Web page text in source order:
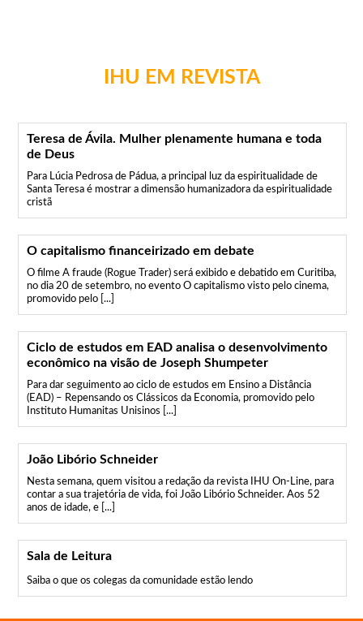
IHU EM REVISTA
Teresa de Ávila. Mulher plenamente humana e toda
de Deus
Para Lúcia Pedrosa de Pádua, a principal luz da espiritualidade de
Santa Teresa é mostrar a dimensão humanizadora da espiritualidade
cristã
O capitalismo financeirizado em debate
O filme A fraude (Rogue Trader) será exibido e debatido em Curitiba,
no dia 20 de setembro, no evento O capitalismo visto pelo cinema,
promovido pelo [...]
Ciclo de estudos em EAD analisa o desenvolvimento
econômico na visão de Joseph Shumpeter
Para dar seguimento ao ciclo de estudos em Ensino a Distância
(EAD) – Repensando os Clássicos da Economia, promovido pelo
Instituto Humanitas Unisinos [...]
João Libório Schneider
Nesta semana, quem visitou a redação da revista IHU On-Line, para
contar a sua trajetória de vida, foi João Libório Schneider. Aos 52
anos de idade, e [...]
Sala de Leitura
Saiba o que os colegas da comunidade estão lendo